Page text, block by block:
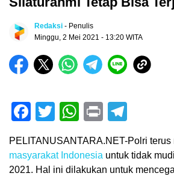
Redaksi - Penulis
Minggu, 2 Mei 2021 - 13:20 WITA
Facebook
TwitterWhatsApp
Print
PELITANUSANTARA.NET-Polri terus
masyarakat Indonesia untuk tidak
2021. Hal ini dilakukan untuk